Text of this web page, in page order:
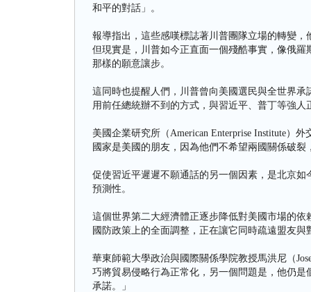
和平的對話」。
報導指出，這些感嘆標誌著川普團隊立場的轉變
但現實是，川普如今正直面一個殘酷事實，像俄
那樣的願意讓步。
這同時也提醒人們，川普曾向美國選民與全世界
用前任總統辦不到的方式，與習近平、普丁等強人
美國企業研究所（American Enterprise Institute）
國家是美國的朋友，因為他們不希望兩國關係破
促使習近平遲遲不願通話的另一個因素，是北京
預測性。
這個世界第二大經濟體正逐步降低對美國市場的
國防政策上的全面調整，正在讓它同時疏遠盟友與
華東師範大學政治與國際關係學院教授馬洪尼（
巧將貿易侵略行為正常化，另一個問題是，他仍
承諾。」